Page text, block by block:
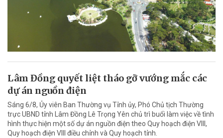
Lâm Đồng quyết liệt tháo gỡ vướng mắc các
dự án nguồn điện
Sáng 6/8, Ủy viên Ban Thường vụ Tỉnh ủy, Phó Chủ tịch Thường
trực UBND tỉnh Lâm Đồng Lê Trọng Yên chủ trì buổi làm việc về tình
hình thực hiện một số dự án nguồn điện theo Quy hoạch điện VIII,
Quy hoạch điện VIII điều chỉnh và Quy hoạch tỉnh.